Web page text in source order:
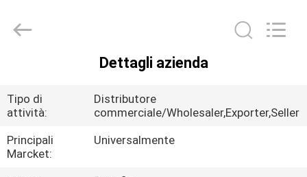
PRODOTTI
CIRCA
fornitore.
Copyright
Rights
Reserved.
Dettagli azienda
Tipo di
attività:
Distributore
commerciale/Wholesaler,Exporter,Seller
Principali
Marcket:
Universalmente